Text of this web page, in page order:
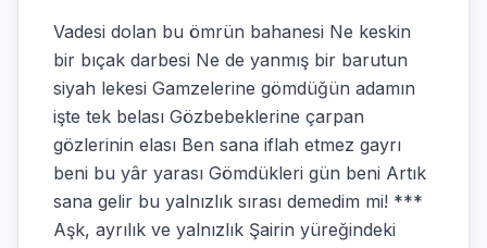
Vadesi dolan bu ömrün bahanesi Ne keskin
bir bıçak darbesi Ne de yanmış bir barutun
siyah lekesi Gamzelerine gömdüğün adamın
işte tek belası Gözbebeklerine çarpan
gözlerinin elası Ben sana iflah etmez gayrı
beni bu yâr yarası Gömdükleri gün beni Artık
sana gelir bu yalnızlık sırası demedim mi! ***
Aşk, ayrılık ve yalnızlık Şairin yüreğindeki